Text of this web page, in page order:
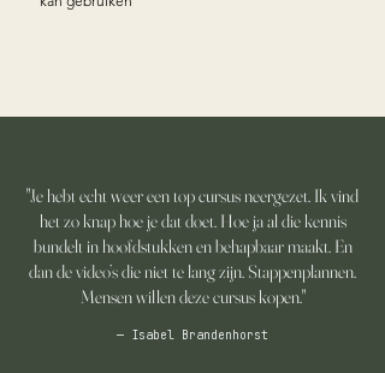
"Je hebt echt weer een top cursus neergezet. Ik vind
het zo knap hoe je dat doet. Hoe ja al die kennis
bundelt in hoofdstukken en behapbaar maakt. En
dan de video’s die niet te lang zijn. Stappenplannen.
Mensen willen deze cursus kopen."
— Isabel Brandenhorst